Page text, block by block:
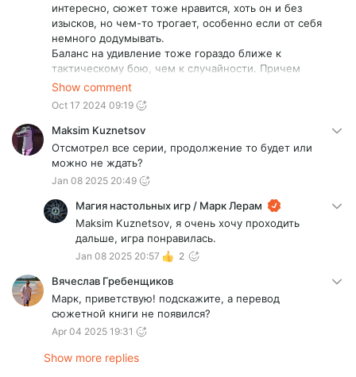
интересно, сюжет тоже нравится, хоть он и без
изысков, но чем-то трогает, особенно если от себя
немного додумывать.
Баланс на удивление тоже гораздо ближе к
тактическому бою, чем к случайности. Причем
существенно. Даже можно сказать, бои почти
безрандомные (только броски на оружие и
случайность предметов в сундуках).
Однозначно пока один из лучших данжен краулеров
из всех, что пробовал _по сумме всех достоинств и
недостатков_. Если бы знал заранее, что он такой
приятный, то наверное бы и "Данжен инфинити" не
брал, когда искал для себя "идеальный ДК".
Опасаюсь теперь , что они будут сильно похожи...
Show comment
Oct 17 2024 09:19
Maksim Kuznetsov
Отсмотрел все серии, продолжение то будет или
можно не ждать?
Jan 08 2025 20:49
Магия настольных игр / Марк Лерам
Maksim Kuznetsov, я очень хочу проходить
дальше, игра понравилась.
Jan 08 2025 20:57 2
Вячеслав Гребенщиков
Марк, приветствую! подскажите, а перевод
сюжетной книги не появился?
Apr 04 2025 19:31
Show more replies